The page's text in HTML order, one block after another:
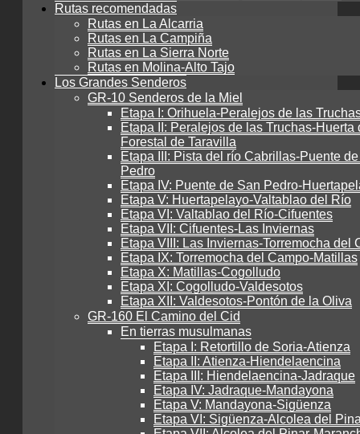
Rutas recomendadas
Rutas en La Alcarria
Rutas en La Campiña
Rutas en La Sierra Norte
Rutas en Molina-Alto Tajo
Los Grandes Senderos
GR-10 Senderos de la Miel
Etapa I: Orihuela-Peralejos de las
Etapa II: Peralejos de las Truchas-Huerta
Forestal de Taravilla
Etapa III: Pista del río Cabrillas-Puente
Pedro
Etapa IV: Puente de San Pedro-
Etapa V: Huertapelayo-Valtablao del Río
Etapa VI: Valtablao del Río-Cifuentes
Etapa VII: Cifuentes-Las Inviernas
Etapa VIII: Las Inviernas-Torremocha del
Etapa IX: Torremocha del Campo-Matillas
Etapa X: Matillas-Cogolludo
Etapa XI: Cogolludo-Valdesotos
Etapa XII: Valdesotos-Pontón de la Oliva
GR-160 El Camino del Cid
En tierras musulmanas
Etapa I: Retortillo de Soria-Atienza
Etapa II: Atienza-Hiendelaencina
Etapa III: Hiendelaencina-Jadraque
Etapa IV: Jadraque-Mandayona
Etapa V: Mandayona-Sigüenza
Etapa VI: Sigüenza-Alcolea del